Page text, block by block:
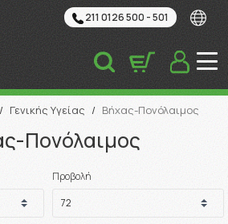
211 0126 500 - 501
/ Γενικής Υγείας / Βήχας-Πονόλαιμος
Πονόλαιμος
Προβολή